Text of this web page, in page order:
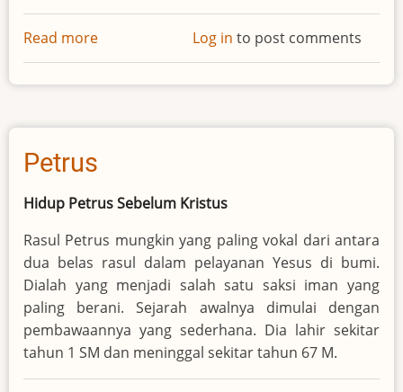
Read more
Paulus
Log in to post comments
Petrus
Hidup Petrus Sebelum Kristus
Rasul Petrus mungkin yang paling vokal dari antara
dua belas rasul dalam pelayanan Yesus di bumi.
Dialah yang menjadi salah satu saksi iman yang
paling berani. Sejarah awalnya dimulai dengan
pembawaannya yang sederhana. Dia lahir sekitar
tahun 1 SM dan meninggal sekitar tahun 67 M.